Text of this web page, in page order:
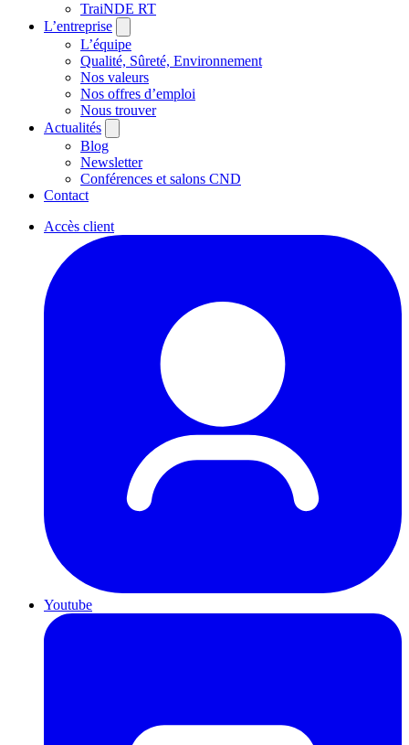
TraiNDE RT
L’entreprise
L’équipe
Qualité, Sûreté, Environnement
Nos valeurs
Nos offres d’emploi
Nous trouver
Actualités
Blog
Newsletter
Conférences et salons CND
Contact
Accès client
Youtube